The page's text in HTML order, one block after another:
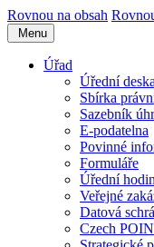
Rovnou na obsah
Menu
Úřad
Úřední deska
Sbírka
Sazebník
E-podatelna
Povinné
Formuláře
Úřední
Veřejné
Datová
Czech